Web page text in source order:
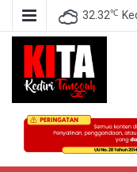
32.32℃
Berita Akurat